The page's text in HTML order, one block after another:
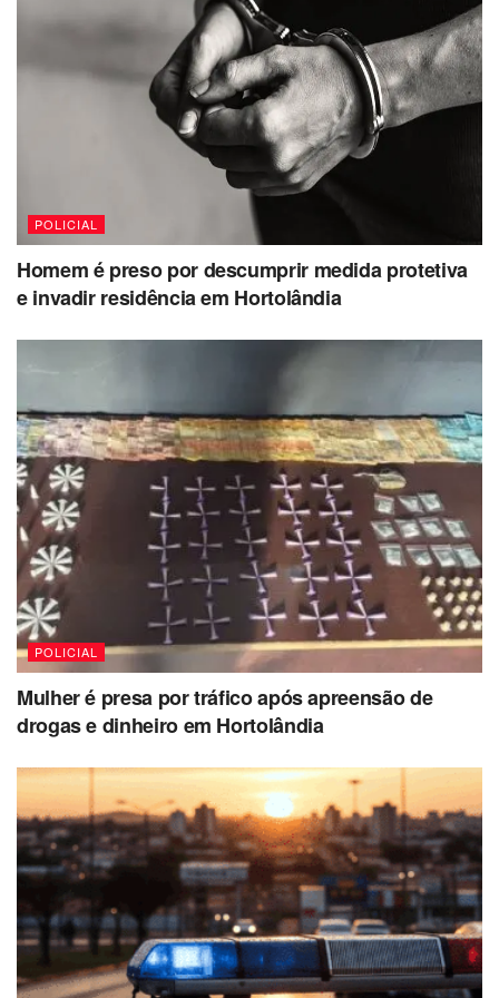
descreveu como pardo, magro, com cerca de 1,80m de
altura e idade entre 20 e 22 anos, além de aparentar ser
usuário de crack. Na ação, ele vestia camiseta verde,
preta e tênis preto com detalhes verdes.
POLICIAL
Homem é preso por descumprir medida protetiva
e invadir residência em Hortolândia
POLICIAL
Mulher é presa por tráfico após apreensão de
drogas e dinheiro em Hortolândia